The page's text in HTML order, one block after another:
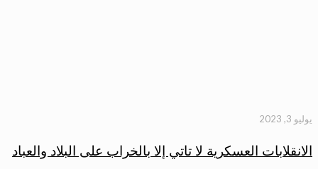
يوليو 3, 2023
الانقلابات العسكرية لا تاتي إلا بالخراب على البلاد والعباد